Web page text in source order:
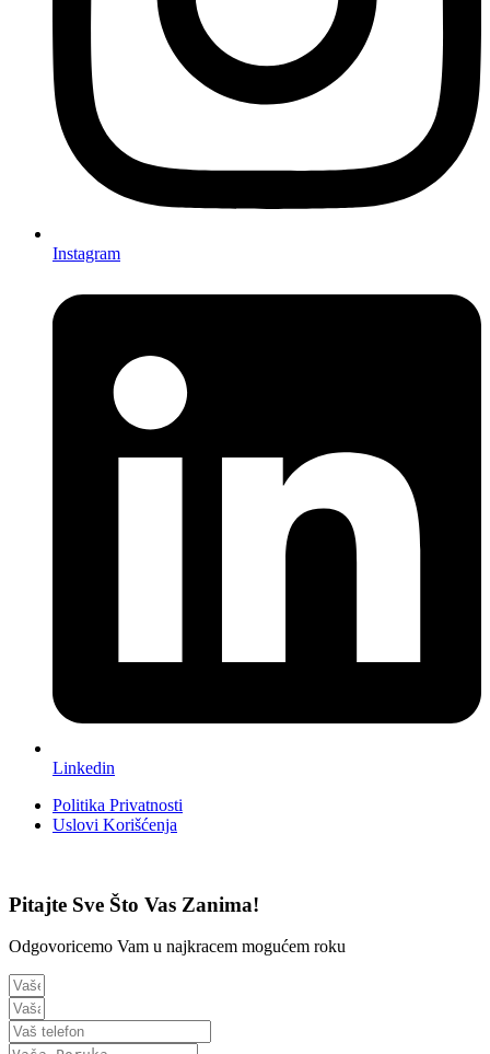
Instagram
Linkedin
Politika Privatnosti
Uslovi Korišćenja
Pitajte Sve Što Vas Zanima!
Odgovoricemo Vam u najkracem mogućem roku